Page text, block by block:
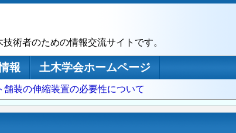
術者のための情報交流サイトです。
報
土木学会ホームページ
舗装の伸縮装置の必要性について